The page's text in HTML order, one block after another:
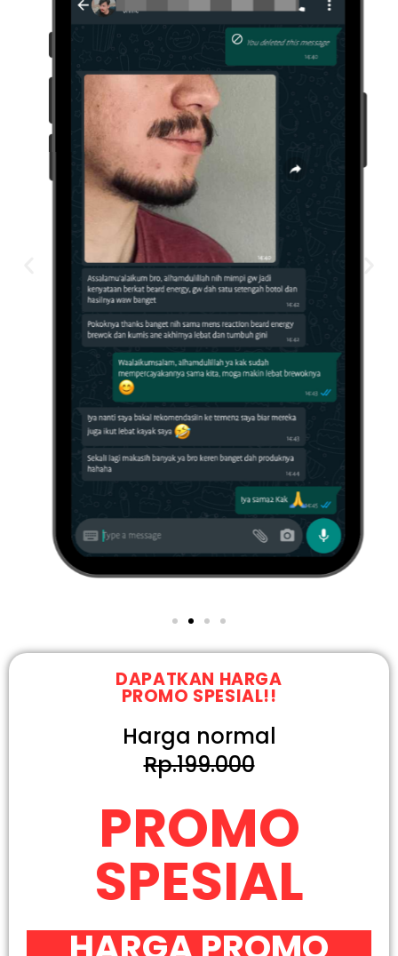
DAPATKAN HARGA
PROMO SPESIAL!!
Harga normal
Rp.199.000
PROMO
SPESIAL